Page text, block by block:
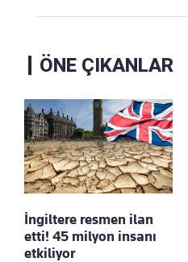
ÖNE ÇIKANLAR
İngiltere resmen ilan
etti! 45 milyon insanı
etkiliyor